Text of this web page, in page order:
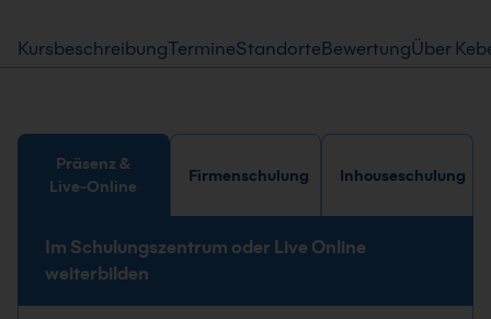
KursbeschreibungTermineStandorteBewertungÜber
Präsenz &
Live-Online
Firmenschulung Inhouseschulung
Im Schulungszentrum oder Live Online
weiterbilden